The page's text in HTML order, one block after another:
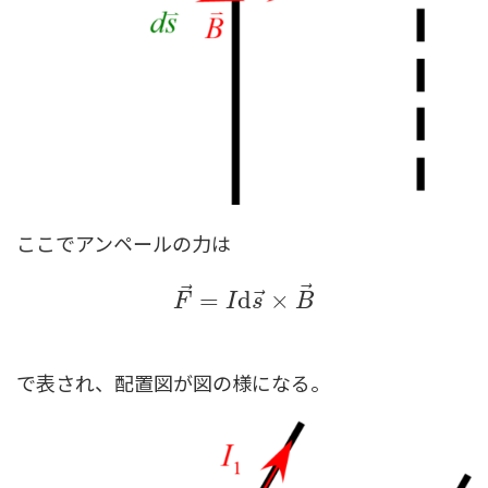
ここでアンペールの力は
F ⃗ = Ids⃗ × B⃗
F→=I ds→×B →
で表され、配置図が図の様になる。